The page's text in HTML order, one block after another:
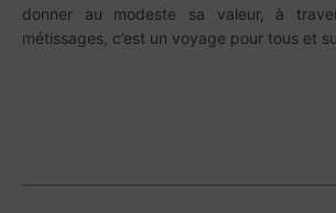
donner au modeste sa valeur, à
métissages, c’est un voyage pour tous et